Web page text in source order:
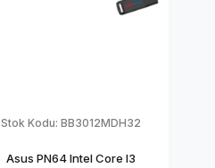
Stok Kodu: BB3012MDH32
Asus PN64 Intel Core I3